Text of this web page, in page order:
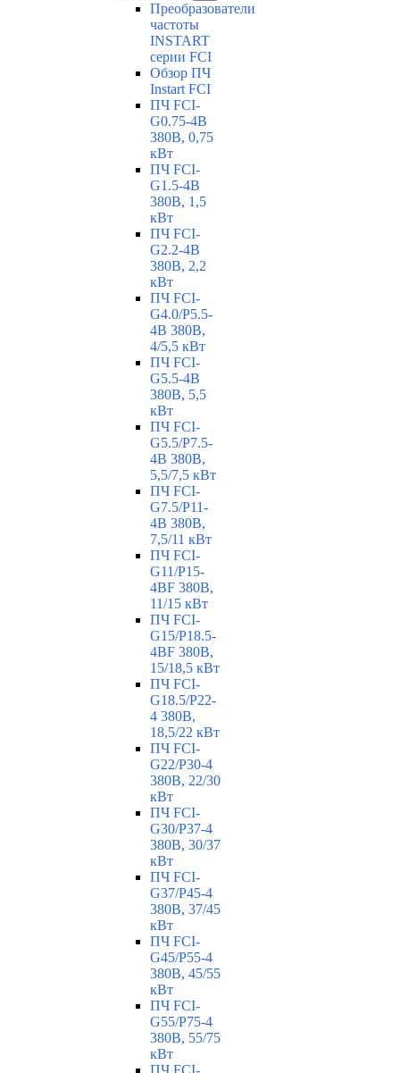
Преобразователи
частоты
INSTART
серии FCI
Обзор ПЧ
Instart FCI
ПЧ FCI-
G0.75-4B
380В, 0,75
кВт
ПЧ FCI-
G1.5-4B
380В, 1,5
кВт
ПЧ FCI-
G2.2-4B
380В, 2,2
кВт
ПЧ FCI-
G4.0/P5.5-
4B 380В,
4/5,5 кВт
ПЧ FCI-
G5.5-4B
380В, 5,5
кВт
ПЧ FCI-
G5.5/P7.5-
4B 380В,
5,5/7,5 кВт
ПЧ FCI-
G7.5/P11-
4B 380В,
7,5/11 кВт
ПЧ FCI-
G11/P15-
4BF 380В,
11/15 кВт
ПЧ FCI-
G15/P18.5-
4BF 380В,
15/18,5 кВт
ПЧ FCI-
G18.5/P22-
4 380В,
18,5/22 кВт
ПЧ FCI-
G22/P30-4
380В, 22/30
кВт
ПЧ FCI-
G30/P37-4
380В, 30/37
кВт
ПЧ FCI-
G37/P45-4
380В, 37/45
кВт
ПЧ FCI-
G45/P55-4
380В, 45/55
кВт
ПЧ FCI-
G55/P75-4
380В, 55/75
кВт